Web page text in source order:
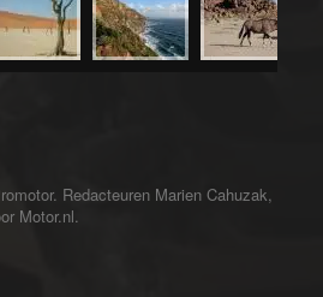
Redacteuren Marien Cahuzak,
Motor.nl.